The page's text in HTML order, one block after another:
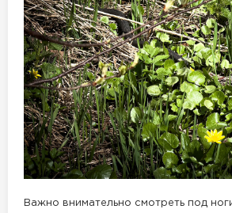
Важно внимательно смотреть под